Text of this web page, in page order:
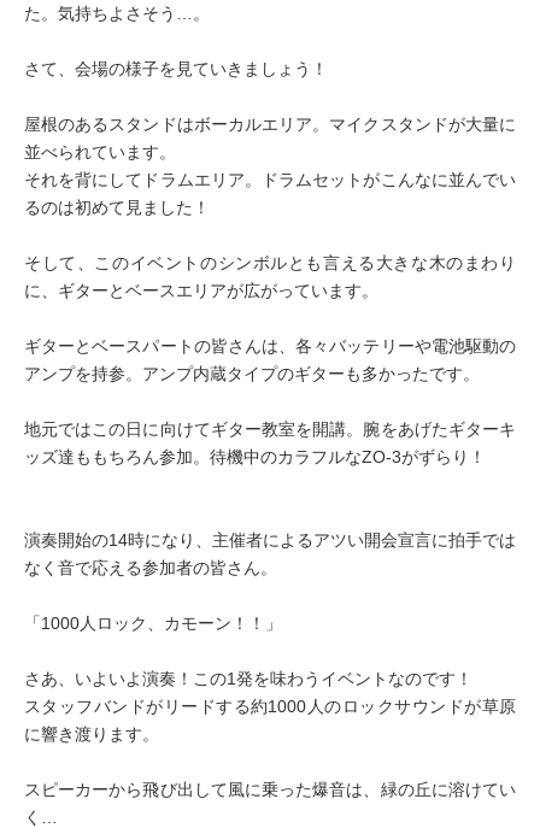
た。気持ちよさそう…。
さて、会場の様子を見ていきましょう！
屋根のあるスタンドはボーカルエリア。マイクスタンドが大量に
並べられています。
それを背にしてドラムエリア。ドラムセットがこんなに並んでい
るのは初めて見ました！
そして、このイベントのシンボルとも言える大きな木のまわり
に、ギターとベースエリアが広がっています。
ギターとベースパートの皆さんは、各々バッテリーや電池駆動の
アンプを持参。アンプ内蔵タイプのギターも多かったです。
地元ではこの日に向けてギター教室を開講。腕をあげたギターキ
ッズ達ももちろん参加。待機中のカラフルなZO-3がずらり！
演奏開始の14時になり、主催者によるアツい開会宣言に拍手では
なく音で応える参加者の皆さん。
「1000人ロック、カモーン！！」
さあ、いよいよ演奏！この1発を味わうイベントなのです！
スタッフバンドがリードする約1000人のロックサウンドが草原
に響き渡ります。
スピーカーから飛び出して風に乗った爆音は、緑の丘に溶けてい
く…